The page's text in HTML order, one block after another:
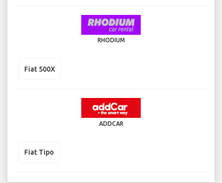
RHODIUM
Fiat 500X
ADDCAR
Fiat Tipo